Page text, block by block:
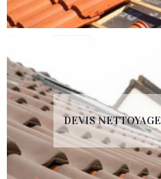
DEVIS